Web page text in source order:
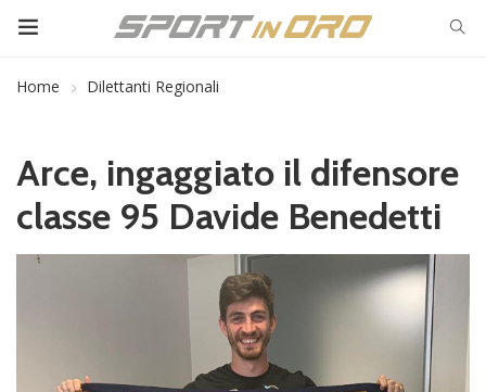
Home Dilettanti Regionali
Arce, ingaggiato il difensore
classe 95 Davide Benedetti